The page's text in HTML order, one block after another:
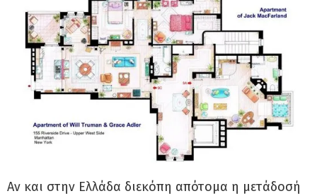
Αν και στην Ελλάδα διεκόπη απότομα η μετάδοσή